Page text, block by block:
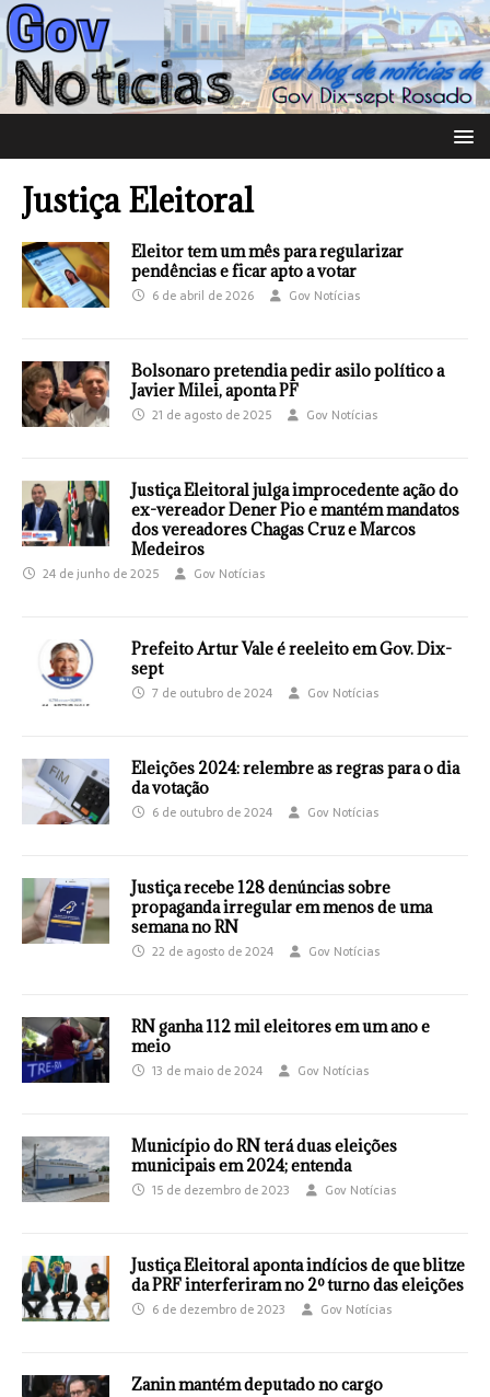
Justiça Eleitoral
Eleitor tem um mês para regularizar
pendências e ficar apto a votar
6 de abril de 2026 Gov Notícias
Bolsonaro pretendia pedir asilo político a
Javier Milei, aponta PF
21 de agosto de 2025 Gov Notícias
Justiça Eleitoral julga improcedente ação do
ex-vereador Dener Pio e mantém mandatos
dos vereadores Chagas Cruz e Marcos
Medeiros
24 de junho de 2025 Gov Notícias
Prefeito Artur Vale é reeleito em Gov. Dix-
sept
7 de outubro de 2024 Gov Notícias
Eleições 2024: relembre as regras para o dia
da votação
6 de outubro de 2024 Gov Notícias
Justiça recebe 128 denúncias sobre
propaganda irregular em menos de uma
semana no RN
22 de agosto de 2024 Gov Notícias
RN ganha 112 mil eleitores em um ano e
meio
13 de maio de 2024 Gov Notícias
Município do RN terá duas eleições
municipais em 2024; entenda
15 de dezembro de 2023 Gov Notícias
Justiça Eleitoral aponta indícios de que blitze
da PRF interferiram no 2º turno das eleições
6 de dezembro de 2023 Gov Notícias
Zanin mantém deputado no cargo